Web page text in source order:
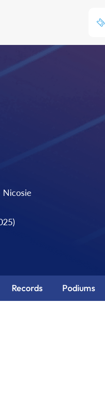
Nicosie
Records Podiums